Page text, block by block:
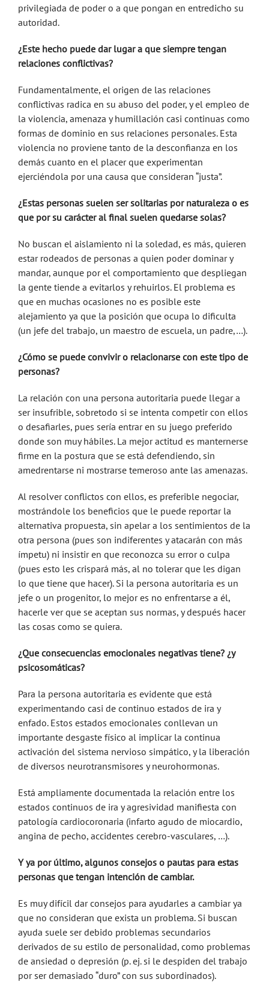
privilegiada de poder o a que pongan en entredicho su
autoridad.
¿Este hecho puede dar lugar a que siempre tengan
relaciones conflictivas?
Fundamentalmente, el origen de las relaciones
conflictivas radica en su abuso del poder, y el empleo de
la violencia, amenaza y humillación casi continuas como
formas de dominio en sus relaciones personales. Esta
violencia no proviene tanto de la desconfianza en los
demás cuanto en el placer que experimentan
ejerciéndola por una causa que consideran “justa”.
¿Estas personas suelen ser solitarias por naturaleza o es
que por su carácter al final suelen quedarse solas?
No buscan el aislamiento ni la soledad, es más, quieren
estar rodeados de personas a quien poder dominar y
mandar, aunque por el comportamiento que despliegan
la gente tiende a evitarlos y rehuirlos. El problema es
que en muchas ocasiones no es posible este
alejamiento ya que la posición que ocupa lo dificulta
(un jefe del trabajo, un maestro de escuela, un padre,…).
¿Cómo se puede convivir o relacionarse con este tipo de
personas?
La relación con una persona autoritaria puede llegar a
ser insufrible, sobretodo si se intenta competir con ellos
o desafiarles, pues sería entrar en su juego preferido
donde son muy hábiles. La mejor actitud es manternerse
firme en la postura que se está defendiendo, sin
amedrentarse ni mostrarse temeroso ante las amenazas.
Al resolver conflictos con ellos, es preferible negociar,
mostrándole los beneficios que le puede reportar la
alternativa propuesta, sin apelar a los sentimientos de la
otra persona (pues son indiferentes y atacarán con más
ímpetu) ni insistir en que reconozca su error o culpa
(pues esto les crispará más, al no tolerar que les digan
lo que tiene que hacer). Si la persona autoritaria es un
jefe o un progenitor, lo mejor es no enfrentarse a él,
hacerle ver que se aceptan sus normas, y después hacer
las cosas como se quiera.
¿Que consecuencias emocionales negativas tiene? ¿y
psicosomáticas?
Para la persona autoritaria es evidente que está
experimentando casi de continuo estados de ira y
enfado. Estos estados emocionales conllevan un
importante desgaste físico al implicar la continua
activación del sistema nervioso simpático, y la liberación
de diversos neurotransmisores y neurohormonas.
Está ampliamente documentada la relación entre los
estados continuos de ira y agresividad manifiesta con
patología cardiocoronaria (infarto agudo de miocardio,
angina de pecho, accidentes cerebro-vasculares, …).
Y ya por último, algunos consejos o pautas para estas
personas que tengan intención de cambiar.
Es muy difícil dar consejos para ayudarles a cambiar ya
que no consideran que exista un problema. Si buscan
ayuda suele ser debido problemas secundarios
derivados de su estilo de personalidad, como problemas
de ansiedad o depresión (p. ej. si le despiden del trabajo
por ser demasiado “duro” con sus subordinados).